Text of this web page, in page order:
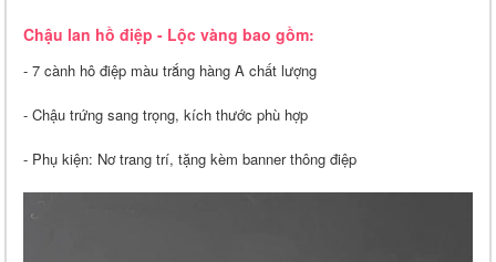
Chậu lan hồ điệp - Lộc vàng bao gồm:
- 7 cành hô điệp màu trắng hàng A chất lượng
- Chậu trứng sang trọng, kích thước phù hợp
- Phụ kiện: Nơ trang trí, tặng kèm banner thông điệp